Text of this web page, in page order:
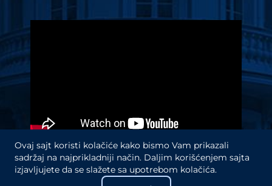
Video
Ovaj sajt koristi kolačiće kako bismo Vam prikazali
sadržaj na najprikladniji način. Daljim korišćenjem sajta
izjavljujete da se slažete sa upotrebom kolačića.